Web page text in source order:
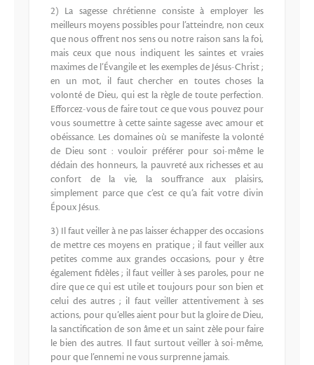
2) La sagesse chrétienne consiste à employer les
meilleurs moyens possibles pour l’atteindre, non ceux
que nous offrent nos sens ou notre raison sans la foi,
mais ceux que nous indiquent les saintes et vraies
maximes de l’Évangile et les exemples de Jésus-Christ ;
en un mot, il faut chercher en toutes choses la
volonté de Dieu, qui est la règle de toute perfection.
Efforcez-vous de faire tout ce que vous pouvez pour
vous soumettre à cette sainte sagesse avec amour et
obéissance. Les domaines où se manifeste la volonté
de Dieu sont : vouloir préférer pour soi-même le
dédain des honneurs, la pauvreté aux richesses et au
confort de la vie, la souffrance aux plaisirs,
simplement parce que c’est ce qu’a fait votre divin
Époux Jésus.
3) Il faut veiller à ne pas laisser échapper des occasions
de mettre ces moyens en pratique ; il faut veiller aux
petites comme aux grandes occasions, pour y être
également fidèles ; il faut veiller à ses paroles, pour ne
dire que ce qui est utile et toujours pour son bien et
celui des autres ; il faut veiller attentivement à ses
actions, pour qu’elles aient pour but la gloire de Dieu,
la sanctification de son âme et un saint zèle pour faire
le bien des autres. Il faut surtout veiller à soi-même,
pour que l’ennemi ne vous surprenne jamais.